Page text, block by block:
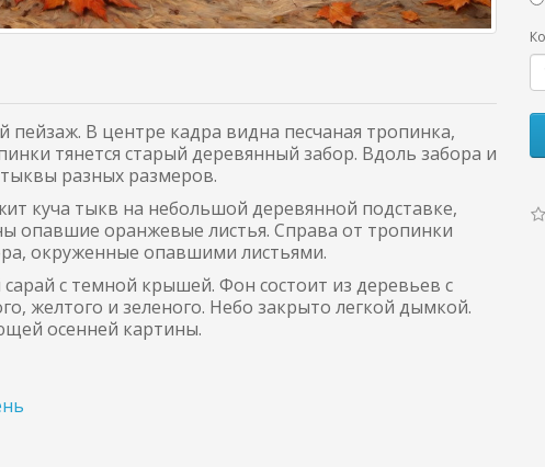
В центре кадра видна песчаная тропинка,
тянется старый деревянный забор. Вдоль забора и
разных размеров.
куча тыкв на небольшой деревянной подставке,
опавшие оранжевые листья. Справа от тропинки
окруженные опавшими листьями.
с темной крышей. Фон состоит из деревьев с
желтого и зеленого. Небо закрыто легкой дымкой.
осенней картины.